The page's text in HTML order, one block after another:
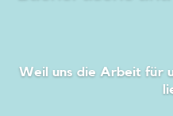
Weil uns die Arbeit für